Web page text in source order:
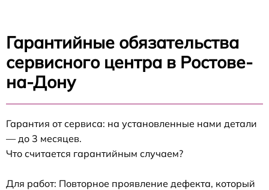
Гарантийные обязательства
сервисного центра в Ростове-
на-Дону
Гарантия от сервиса: на установленные нами детали
— до 3 месяцев.
Что считается гарантийным случаем?
Для работ: Повторное проявление дефекта, который